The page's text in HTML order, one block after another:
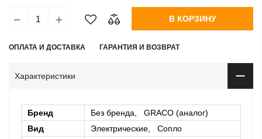
В КОРЗИНУ
ОПЛАТА И ДОСТАВКА ГАРАНТИЯ И ВОЗВРАТ
Характеристики
Бренд
Без бренда, GRACO (аналог)
Вид
Электрические, Сопло